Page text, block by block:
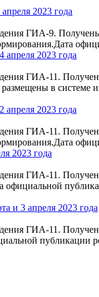
2023 года
ГИА-9.
2023 года
ГИА-11.
в
2023 года
ГИА-11.
2023 года
ГИА-11.
и 3 апреля 2023 года
ГИА-11.
публикации